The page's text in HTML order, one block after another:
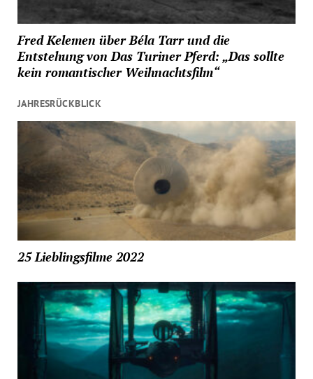
Fred Kelemen über Béla Tarr und die
Entstehung von Das Turiner Pferd: „Das sollte
kein romantischer Weihnachtsfilm“
JAHRESRÜCKBLICK
25 Lieblingsfilme 2022